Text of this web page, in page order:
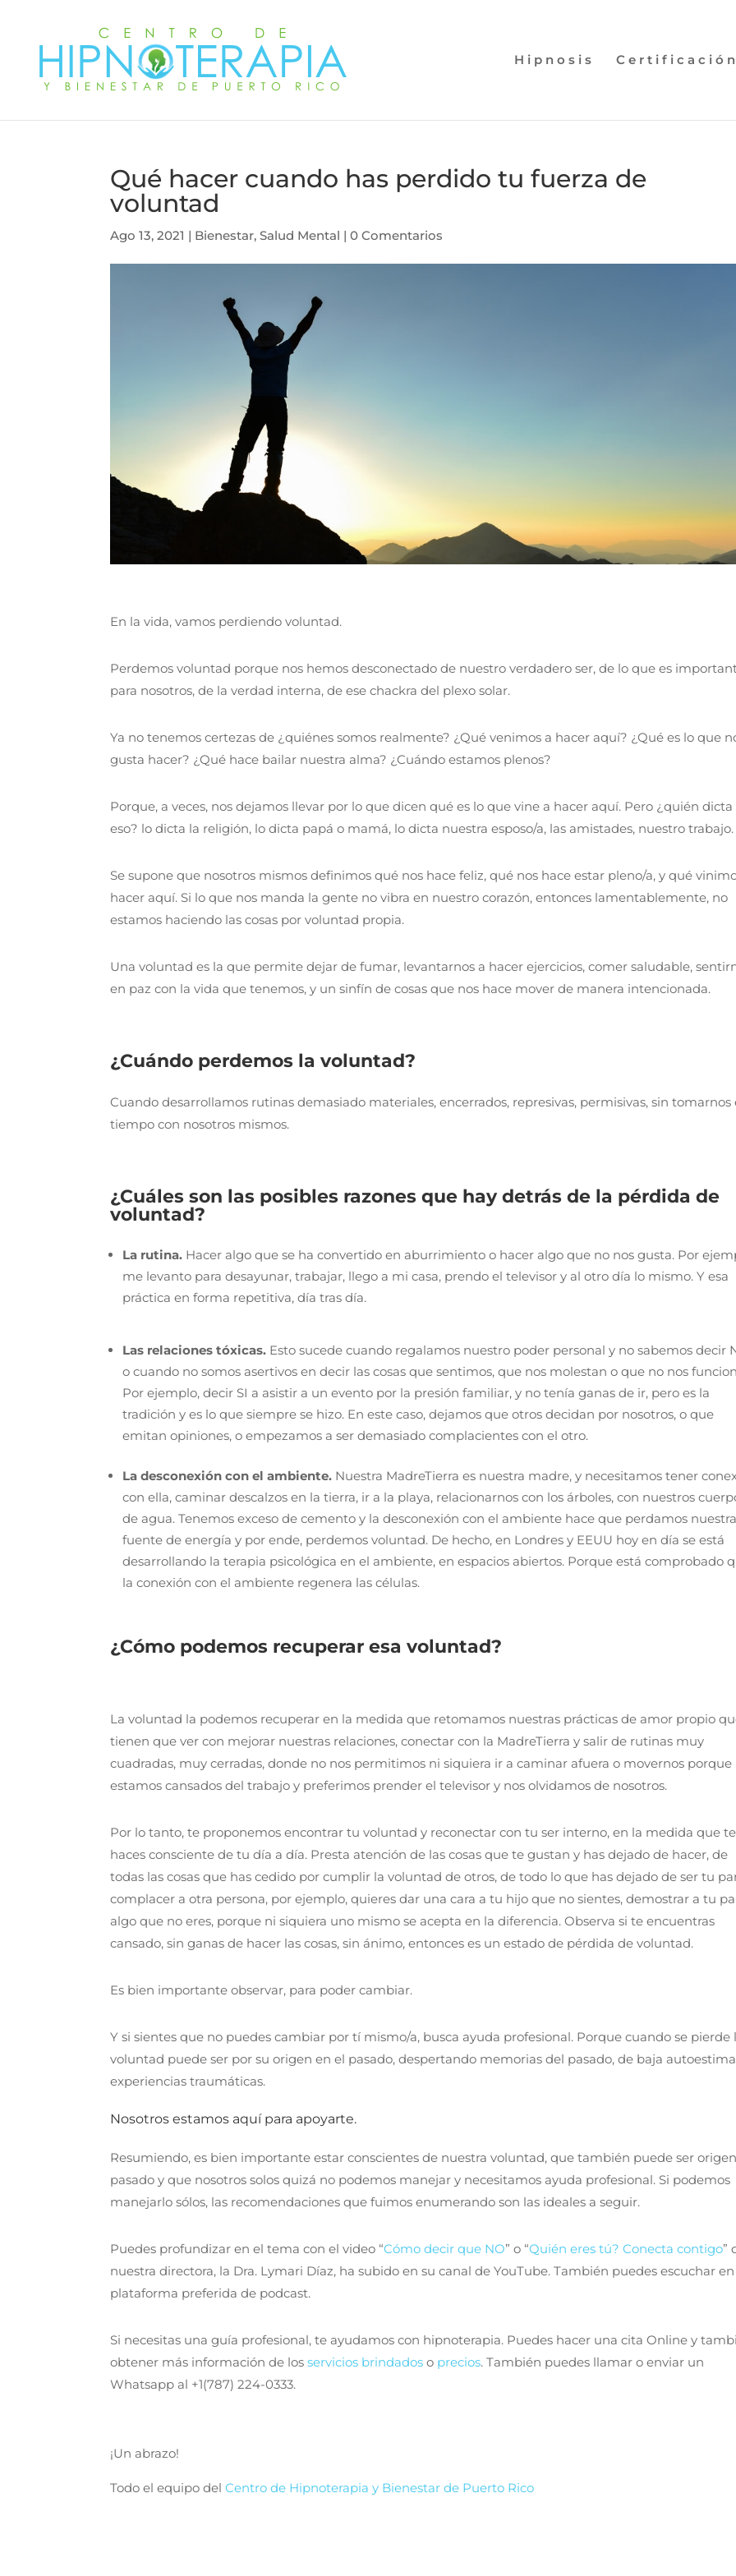
Hipnosis Certificación
Qué hacer cuando has perdido tu fuerza de
voluntad
Ago 13, 2021 | Bienestar,Salud Mental |0 Comentarios
En la vida, vamos perdiendo voluntad.
Perdemos voluntad porque nos hemos desconectado de nuestro verdadero ser, de lo que es
para nosotros, de la verdad interna, de ese chackra del plexo solar.⁣
Ya no tenemos certezas de ¿quiénes somos realmente? ¿Qué venimos a hacer aquí? ¿Qué es lo que
gusta hacer? ¿Qué hace bailar nuestra alma? ¿Cuándo estamos plenos? ⁣
Porque, a veces, nos dejamos llevar por lo que dicen qué es lo que vine a hacer aquí. Pero ¿quién dicta
eso? lo dicta la religión, lo dicta papá o mamá, lo dicta nuestra esposo/a, las amistades, nuestro trabajo.⁣
Se supone que nosotros mismos definimos qué nos hace feliz, qué nos hace estar pleno/a, y qué
hacer aquí. Si lo que nos manda la gente no vibra en nuestro corazón, entonces lamentablemente, no
estamos haciendo las cosas por voluntad propia. ⁣
Una voluntad es la que permite dejar de fumar, levantarnos a hacer ejercicios, comer saludable,
en paz con la vida que tenemos, y un sinfín de cosas que nos hace mover de manera intencionada.
¿Cuándo perdemos la voluntad?
Cuando desarrollamos rutinas demasiado materiales, encerrados, represivas, permisivas, sin tomarnos
tiempo con nosotros mismos.
¿Cuáles son las posibles razones que hay detrás de la pérdida de
voluntad?
La rutina. Hacer algo que se ha convertido en aburrimiento o hacer algo que no nos gusta. Por
me levanto para desayunar, trabajar, llego a mi casa, prendo el televisor y al otro día lo mismo. Y esa
práctica en forma repetitiva, día tras día.
Las relaciones tóxicas. Esto sucede cuando regalamos nuestro poder personal y no sabemos decir
o cuando no somos asertivos en decir las cosas que sentimos, que nos molestan o que no nos
Por ejemplo, decir SI a asistir a un evento por la presión familiar, y no tenía ganas de ir, pero es la
tradición y es lo que siempre se hizo. En este caso, dejamos que otros decidan por nosotros, o que
emitan opiniones, o empezamos a ser demasiado complacientes con el otro.
La desconexión con el ambiente. Nuestra MadreTierra es nuestra madre, y necesitamos tener
con ella, caminar descalzos en la tierra, ir a la playa, relacionarnos con los árboles, con nuestros
de agua. Tenemos exceso de cemento y la desconexión con el ambiente hace que perdamos nuestra
fuente de energía y por ende, perdemos voluntad. De hecho, en Londres y EEUU hoy en día se está
desarrollando la terapia psicológica en el ambiente, en espacios abiertos. Porque está comprobado
la conexión con el ambiente regenera las células.
¿Cómo podemos recuperar esa voluntad?
La voluntad la podemos recuperar en la medida que retomamos nuestras prácticas de amor propio
tienen que ver con mejorar nuestras relaciones, conectar con la MadreTierra y salir de rutinas muy
cuadradas, muy cerradas, donde no nos permitimos ni siquiera ir a caminar afuera o movernos porque
estamos cansados del trabajo y preferimos prender el televisor y nos olvidamos de nosotros.⁣
Por lo tanto, te proponemos encontrar tu voluntad y reconectar con tu ser interno, en la medida que te
haces consciente de tu día a día.⁣ Presta atención de las cosas que te gustan y has dejado de hacer, de
todas las cosas que has cedido por cumplir la voluntad de otros, de todo lo que has dejado de ser tu
complacer a otra persona, por ejemplo, quieres dar una cara a tu hijo que no sientes, demostrar a tu
algo que no eres, porque ni siquiera uno mismo se acepta en la diferencia. Observa si te encuentras
cansado, sin ganas de hacer las cosas, sin ánimo, entonces es un estado de pérdida de voluntad.
Es bien importante observar, para poder cambiar.
Y si sientes que no puedes cambiar por tí mismo/a, busca ayuda profesional. Porque cuando se pierde
voluntad puede ser por su origen en el pasado, despertando memorias del pasado, de baja
experiencias traumáticas.
Nosotros estamos aquí para apoyarte.
Resumiendo, es bien importante estar conscientes de nuestra voluntad, que también puede ser
pasado y que nosotros solos quizá no podemos manejar y necesitamos ayuda profesional. Si podemos
manejarlo sólos, las recomendaciones que fuimos enumerando son las ideales a seguir.
Puedes profundizar en el tema con el video “Cómo decir que NO” o “Quién eres tú? Conecta contigo”
nuestra directora, la Dra. Lymari Díaz, ha subido en su canal de YouTube. También puedes escuchar
plataforma preferida de podcast.
Si necesitas una guía profesional, te ayudamos con hipnoterapia. Puedes hacer una cita Online y
obtener más información de losservicios brindados o precios. También puedes llamar o enviar un
Whatsapp al +1(787) 224-0333.
¡Un abrazo!
Todo el equipo delCentro de Hipnoterapia y Bienestar de Puerto Rico